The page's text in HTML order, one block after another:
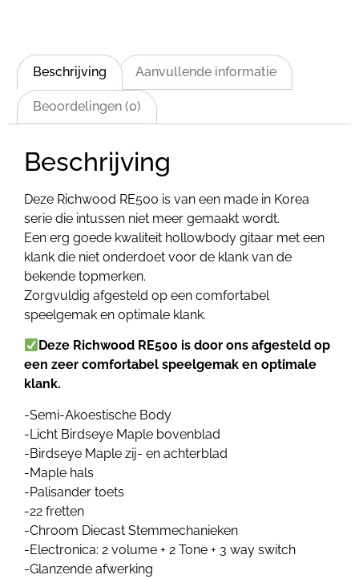
Beschrijving Aanvullende informatie
Beoordelingen (0)
Beschrijving
Deze Richwood RE500 is van een made in Korea
serie die intussen niet meer gemaakt wordt.
Een erg goede kwaliteit hollowbody gitaar met een
klank die niet onderdoet voor de klank van de
bekende topmerken.
Zorgvuldig afgesteld op een comfortabel
speelgemak en optimale klank.
Deze Richwood RE500 is door ons afgesteld op
een zeer comfortabel speelgemak en optimale
klank.
-Semi-Akoestische Body
-Licht Birdseye Maple bovenblad
-Birdseye Maple zij- en achterblad
-Maple hals
-Palisander toets
-22 fretten
-Chroom Diecast Stemmechanieken
-Electronica: 2 volume + 2 Tone + 3 way switch
-Glanzende afwerking